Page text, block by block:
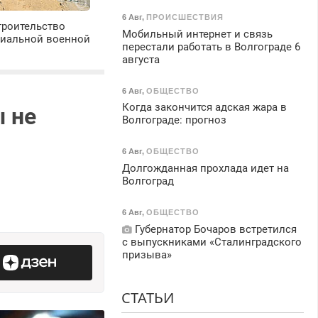
военной
не
6 Авг, ПРОИСШЕСТВИЯ
Мобильный интернет и связь
перестали работать в Волгограде 6
августа
6 Авг, ОБЩЕСТВО
Когда закончится адская жара в
Волгограде: прогноз
6 Авг, ОБЩЕСТВО
Долгожданная прохлада идет на
Волгоград
6 Авг, ОБЩЕСТВО
Губернатор Бочаров встретился
с выпускниками «Сталинградского
призыва»
СТАТЬИ